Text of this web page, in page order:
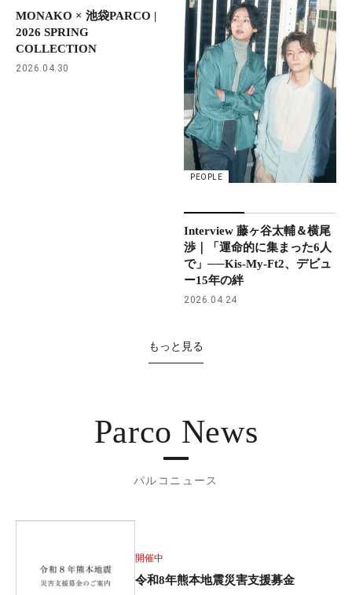
MONAKO × 池袋PARCO |
2026 SPRING
COLLECTION
2026.04.30
PEOPLE
Interview 藤ヶ谷太輔＆横尾
渉｜「運命的に集まった6人
で」──Kis-My-Ft2、デビュ
ー15年の絆
2026.04.24
もっと見る
Parco News
パルコニュース
開催中
令和8年熊本地震災害支援募金